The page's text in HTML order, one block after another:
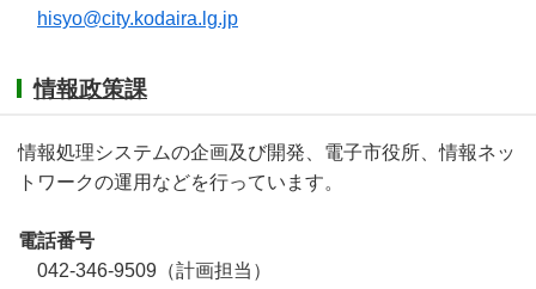
hisyo@city.kodaira.lg.jp
情報政策課
情報処理システムの企画及び開発、電子市役所、情報ネッ
トワークの運用などを行っています。
電話番号
042-346-9509（計画担当）